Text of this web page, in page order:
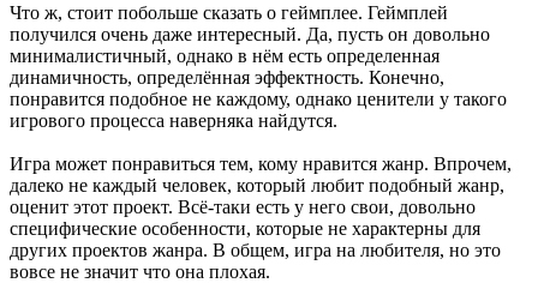
Что ж, стоит побольше сказать о геймплее. Геймплей
получился очень даже интересный. Да, пусть он довольно
минималистичный, однако в нём есть определенная
динамичность, определённая эффектность. Конечно,
понравится подобное не каждому, однако ценители у такого
игрового процесса наверняка найдутся.
Игра может понравиться тем, кому нравится жанр. Впрочем,
далеко не каждый человек, который любит подобный жанр,
оценит этот проект. Всё-таки есть у него свои, довольно
специфические особенности, которые не характерны для
других проектов жанра. В общем, игра на любителя, но это
вовсе не значит что она плохая.